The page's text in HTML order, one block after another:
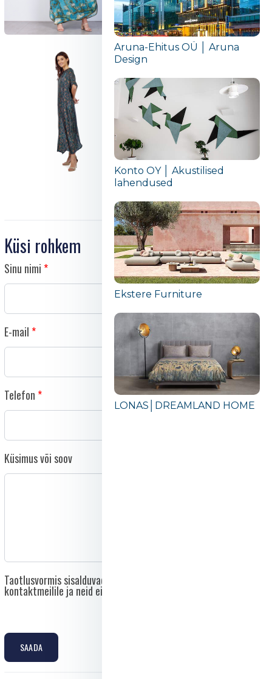
Küsi rohkem
Sinu nimi
E-mail
Telefon
Küsimus või soov
Taotlusvormis sisalduvad andmed saadetakse otse asutuse
kontaktmeilile ja neid ei edastata kolmandatele isikutele.
SAADA
Aruna-Ehitus OÜ │ Aruna
Design
Konto OY │ Akustilised
lahendused
Ekstere Furniture
LONAS│DREAMLAND HOME